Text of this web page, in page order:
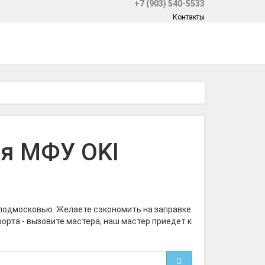
+7 (903) 540-5533
Контакты
МФУ OKI
Желаете сэкономить на заправке
- вызовите мастера, наш мастер приедет к